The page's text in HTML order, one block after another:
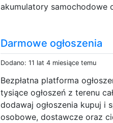
akumulatory samochodowe
Darmowe ogłoszenia
Dodano: 11 lat 4 miesiące temu
Bezpłatna platforma
tysiące ogłoszeń z terenu
dodawaj ogłoszenia kupuj i
osobowe, dostawcze oraz